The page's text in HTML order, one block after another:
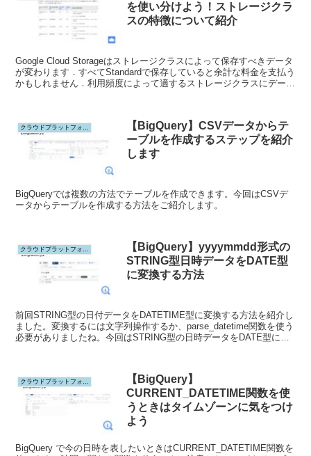
を使い分けよう！ストレージクラ
スの特徴について紹介
Google Cloud Storageはストレージクラスによって保存すべきデータ
が変わります．すべてStandardで保存していると余計な料金を支払う
かもしれません．利用頻度によって適するストレージクラスにデータ
クラウドプラットフォーム
【BigQuery】CSVデータからテ
ーブルを作成するステップを紹介
します
BigQueryでは複数の方法でテーブルを作成できます。今回はCSVデ
ータからテーブルを作成する方法をご紹介します。
【BigQuery】yyyymmdd形式の
STRING型日時データをDATE型
に変換する方法
前回STRING型の日付データをDATETIME型に変換する方法を紹介し
ました。変換するには文字列操作するか、parse_datetime関数を使う
必要がありましたね。今回はSTRING型の日時データをDATE型に変
クラウドプラットフォーム
【BigQuery】
CURRENT_DATETIME関数を使
うときはタイムゾーンに気をつけ
よう
BigQuery で今の日時を表したいときはCURRENT_DATETIME関数を